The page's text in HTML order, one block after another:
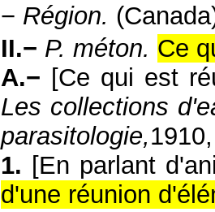
− Région.
II.− P. méton. Ce
A.− [Ce qui est
Les collections
parasitologie,1910
1. [En parlant
d'une réunion